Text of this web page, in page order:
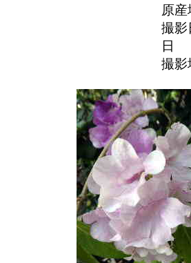
原
撮影
日
撮影